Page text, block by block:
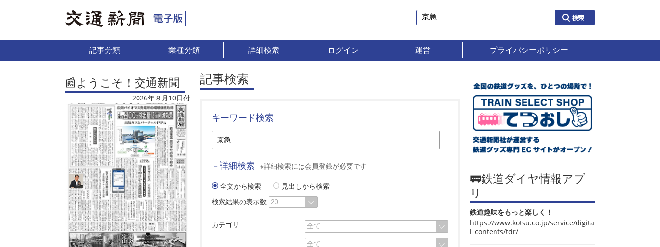
記事分類 業種分類 詳細検索 ログイン 運営 プライバシーポリシー
📰ようこそ！交通新聞
2026年８月10日付
記事検索
キーワード検索
－ 詳細検索 ※詳細検索には会員登録が必要です
全文から検索
見出しから検索
検索結果の表示数
カテゴリ
🚃鉄道ダイヤ情報アプ
リ
鉄道趣味をもっと楽しく！
https://www.kotsu.co.jp/service/digita
l_contents/tdr/